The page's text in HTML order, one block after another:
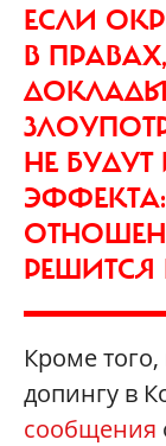
ЕСЛИ
В
НЕ
Кроме
допингу в
сообщения